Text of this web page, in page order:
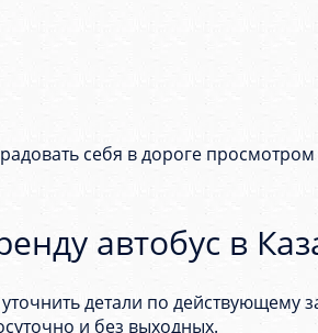
себя в дороге
автобус в
детали по действующему
и без выходных.